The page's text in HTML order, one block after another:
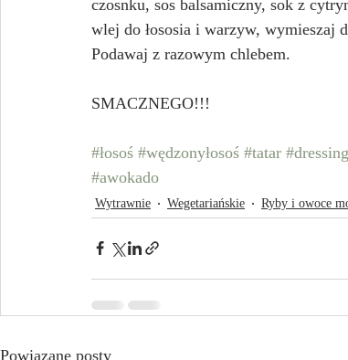
czosnku, sos balsamiczny, sok z
wlej do łososia i warzyw, wymieszaj
Podawaj z razowym chlebem.
SMACZNEGO!!!
#łosoś #wędzonyłosoś #tatar #dressing
#awokado
Wytrawnie Wegetariańskie Ryby i owoce
Powiązane posty